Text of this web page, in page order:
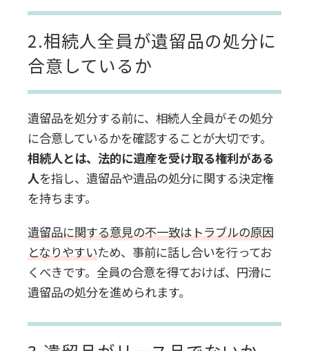
2.相続人全員が遺留品の処分に
合意しているか
遺留品を処分する前に、相続人全員がその処分
に合意しているかを確認することが大切です。
相続人とは、法的に遺産を受け取る権利がある
人を指し、遺留品や遺品の処分に関する決定権
を持ちます。
遺留品に関する意見の不一致はトラブルの原因
となりやすいため、事前に話し合いを行ってお
くべきです。全員の合意を得ておけば、円滑に
遺留品の処分を進められます。